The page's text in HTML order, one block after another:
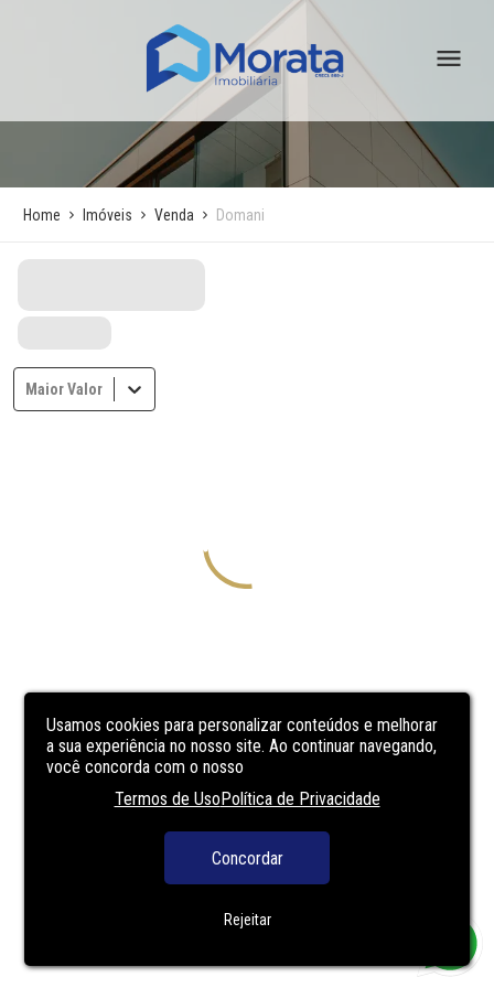
Usamos cookies para personalizar conteúdos e melhorar
a sua experiência no nosso site. Ao continuar navegando,
você concorda com o nosso
Termos de UsoPolítica de Privacidade
Concordar
Rejeitar
Home Imóveis Venda Domani
Maior Valor